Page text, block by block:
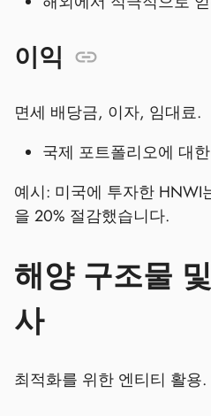
이익
면세 배당금, 이자, 임대료.
국제 포트폴리오에 대
예시: 미국에 투자한 HNWI
을 20% 절감했습니다.
해양 구조물
사
최적화를 위한 엔티티 활용.